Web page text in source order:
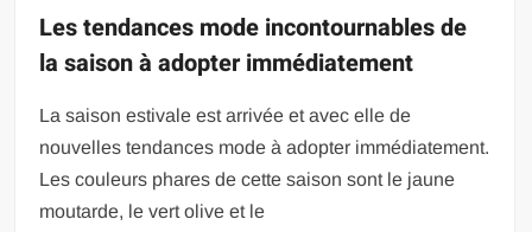
Les tendances mode incontournables de
la saison à adopter immédiatement
La saison estivale est arrivée et avec elle de
nouvelles tendances mode à adopter immédiatement.
Les couleurs phares de cette saison sont le jaune
moutarde, le vert olive et le